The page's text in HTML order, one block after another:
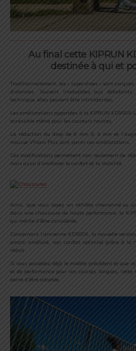
Au final cette KIPRUN
destinée à qui et
Traditionnellement, les « supershoes » sont
distances. Souvent inadaptées aux
technique, elles peuvent être intimidantes.
Les améliorations apportées à la KIPRUN
accessible même pour les coureurs novices.
La réduction du drop de 8 mm à 4 mm et
mousse VFoam Plus sont parmi ces améliorations.
Ces modifications permettent non seulement de
mais aussi d’améliorer le confort et la stabilité.
Ainsi, que vous soyez un athlète chevronné ou
dans une chaussure de haute performance, la
qui mérite d’être considérée.
Concernant l’ancienne KD900X, la nouvelle
amorti amélioré, son confort optimisé grâce à
réduit.
Si vous possédez déjà le modèle précédent et que
et de performance pour vos courses longues,
peine d’être adoptée.